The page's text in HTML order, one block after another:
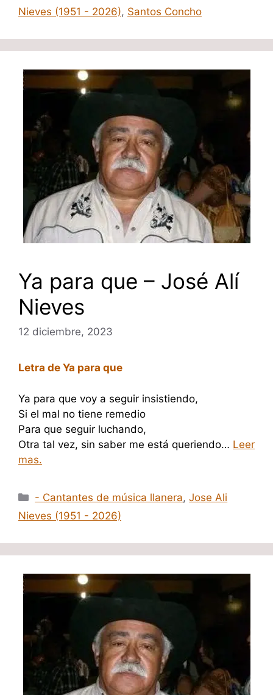
Nieves (1951 - 2026), Santos Concho
Ya para que – José Alí
Nieves
12 diciembre, 2023
Letra de Ya para que
Ya para que voy a seguir insistiendo,
Si el mal no tiene remedio
Para que seguir luchando,
Otra tal vez, sin saber me está queriendo… Leer
mas.
Categorías
- Cantantes de música llanera,Jose Ali
Nieves (1951 - 2026)